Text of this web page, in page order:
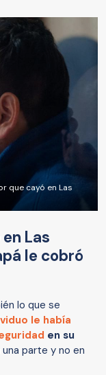
que cayó en Las
Las
le cobró
lo que se
le había
en su
parte y no en